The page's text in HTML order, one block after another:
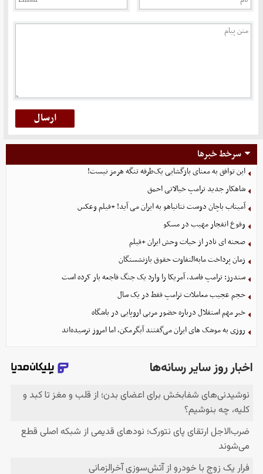
سرخط خبرها
این توافق به معنای بازگشایی یک‌طرفه تنگه هرمز نیست!
شاهکار جدید ترامپ خیالاتی احمق
آمیتاب باچان دوست نتانیاهو به ایران می آید! +فیلم وعکس
وقوع انفجار مهیب در مسکو
صحنه ای نادر از حیات وحش ایران +فیلم
زمان پرداخت مابه‌التفاوت حقوق بازنشستگان
سندرز: ترامپ فاسد، آمریکا را وارد یک جنگ فاجعه بار کرده است
حجم عجیب معاملات ترامپ فقط در یک سال
خبر مهم استقلال درباره حضور مربی اروپایی در باشگاه
روزی به موشک‌ های ایران می‌گفتند آبگرمکن، اما امروز ترسیده‌اند